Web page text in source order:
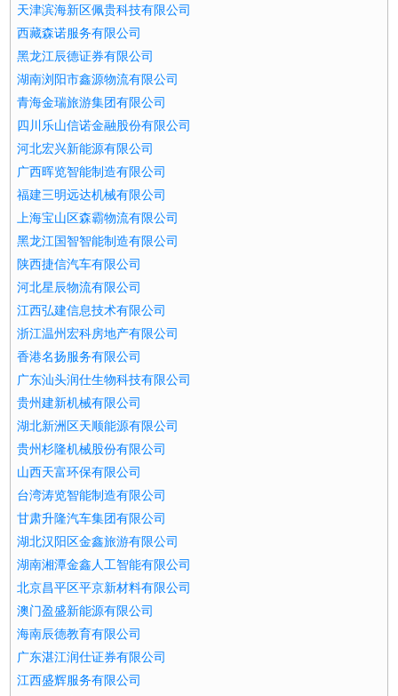
天津滨海新区佩贵科技有限公司
西藏森诺服务有限公司
黑龙江辰德证券有限公司
湖南浏阳市鑫源物流有限公司
青海金瑞旅游集团有限公司
四川乐山信诺金融股份有限公司
河北宏兴新能源有限公司
广西晖览智能制造有限公司
福建三明远达机械有限公司
上海宝山区森霸物流有限公司
黑龙江国智智能制造有限公司
陕西捷信汽车有限公司
河北星辰物流有限公司
江西弘建信息技术有限公司
浙江温州宏科房地产有限公司
香港名扬服务有限公司
广东汕头润仕生物科技有限公司
贵州建新机械有限公司
湖北新洲区天顺能源有限公司
贵州杉隆机械股份有限公司
山西天富环保有限公司
台湾涛览智能制造有限公司
甘肃升隆汽车集团有限公司
湖北汉阳区金鑫旅游有限公司
湖南湘潭金鑫人工智能有限公司
北京昌平区平京新材料有限公司
澳门盈盛新能源有限公司
海南辰德教育有限公司
广东湛江润仕证券有限公司
江西盛辉服务有限公司